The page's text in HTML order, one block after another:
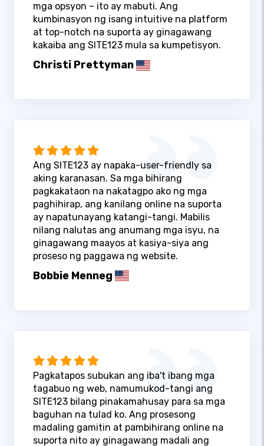
mga opsyon – ito ay mabuti. Ang
kumbinasyon ng isang intuitive na platform
at top-notch na suporta ay ginagawang
kakaiba ang SITE123 mula sa kumpetisyon.
Christi Prettyman
Ang SITE123 ay napaka-user-friendly sa
aking karanasan. Sa mga bihirang
pagkakataon na nakatagpo ako ng mga
paghihirap, ang kanilang online na suporta
ay napatunayang katangi-tangi. Mabilis
nilang nalutas ang anumang mga isyu, na
ginagawang maayos at kasiya-siya ang
proseso ng paggawa ng website.
Bobbie Menneg
Pagkatapos subukan ang iba't ibang mga
tagabuo ng web, namumukod-tangi ang
SITE123 bilang pinakamahusay para sa mga
baguhan na tulad ko. Ang prosesong
madaling gamitin at pambihirang online na
suporta nito ay ginagawang madali ang